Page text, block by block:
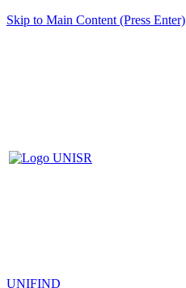
Skip to Main Content (Press Enter)
UNIFIND